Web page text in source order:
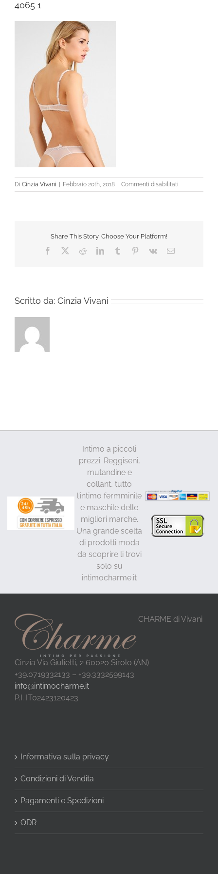
4065 1
Di Cinzia Vivani Febbraio 20th, 2018 Commenti disabilitati
4065
Share This Story, Choose Your Platform!
Facebook RedditLinkedInTumblr Pinterest
Vk Email
Scritto da: Cinzia Vivani
Intimo a piccoli
prezzi. Reggiseni,
mutandine e
collant, tutto
l’intimo fermminile
e maschile delle
migliori marche.
Una grande scelta
di prodotti moda
da scoprire li trovi
solo su
intimocharme.it
CHARME di Vivani
Cinzia Via Giulietti, 2 60020 Sirolo (AN)
+39.0719332133 – +39.3332599143
info@intimocharme.it
P.I. IT02423120423
Informativa sulla privacy
Condizioni di Vendita
Pagamenti e Spedizioni
ODR